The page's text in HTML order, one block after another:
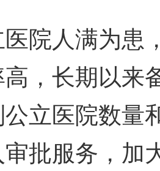
人满为患
，长期以来
立医院数量
批服务，加